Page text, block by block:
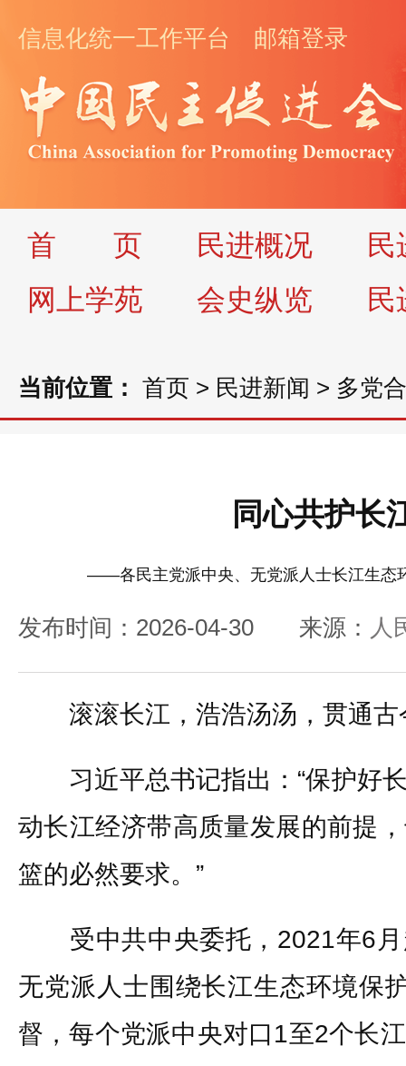
信息化统一工作平台 邮箱登录
首 页 民进概况
民
网上学苑
会史纵览 民
当前位置： 首页 > 民进新闻 > 多党
同心共护长
——各民主党派中央、无党派人士长江生态
发布时间：2026-04-30 来源： 人
滚滚长江，浩浩汤汤，贯通古
习近平总书记指出：“保护好长
动长江经济带高质量发展的前提
篮的必然要求。”
受中共中央委托，2021年6月
无党派人士围绕长江生态环境保
督，每个党派中央对口1至2个长